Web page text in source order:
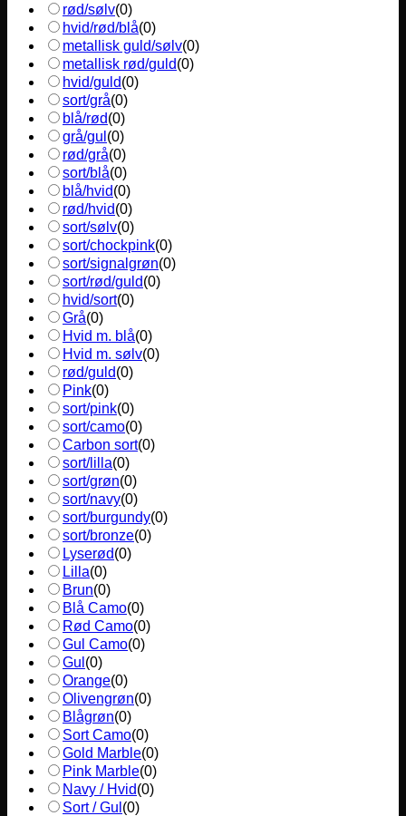
rød/sølv(0)
hvid/rød/blå(0)
metallisk guld/sølv(0)
metallisk rød/guld(0)
hvid/guld(0)
sort/grå(0)
blå/rød(0)
grå/gul (0)
rød/grå(0)
sort/blå(0)
blå/hvid(0)
rød/hvid(0)
sort/sølv(0)
sort/chockpink(0)
sort/signalgrøn(0)
sort/rød/guld(0)
hvid/sort(0)
Grå(0)
Hvid m. blå(0)
Hvid m. sølv(0)
rød/guld(0)
Pink(0)
sort/pink(0)
sort/camo(0)
Carbon sort(0)
sort/lilla(0)
sort/grøn(0)
sort/navy(0)
sort/burgundy(0)
sort/bronze(0)
Lyserød(0)
Lilla(0)
Brun(0)
Blå Camo(0)
Rød Camo(0)
Gul Camo(0)
Gul (0)
Orange(0)
Olivengrøn(0)
Blågrøn(0)
Sort Camo(0)
Gold Marble(0)
Pink Marble(0)
Navy / Hvid(0)
Sort / Gul (0)